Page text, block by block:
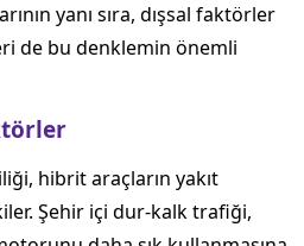
yanı sıra, dışsal faktörler
de bu denklemin önemli
hibrit araçların yakıt
Şehir içi dur-kalk trafiği,